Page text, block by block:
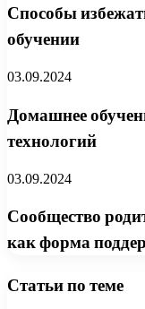
Способы
обучении
03.09.2024
Домашнее
технологий
03.09.2024
Сообщество
как форма
Статьи по теме